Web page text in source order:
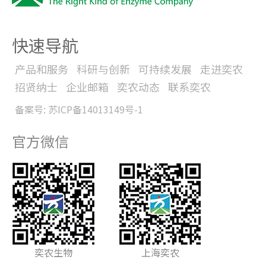
快速导航
产品和服务 科研与创新 可持续发展
走进奕农
招贤纳士
企业邮箱 奕农动态 联系奕农
备案号: 苏ICP备14013149号-1
官方微信
奕农生物 上海奕农